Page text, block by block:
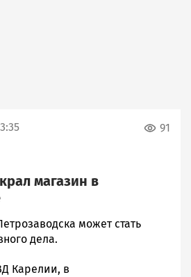
91
магазин в
может стать
дела.
Карелии, в